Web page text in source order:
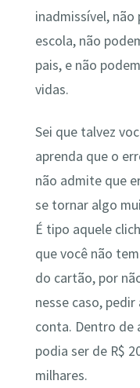
inadmissível,
escola, não
pais, e não
vidas.
Sei que talvez
aprenda que o
não admite que
se tornar algo
É tipo aquele
que você não
do cartão, por
nesse caso,
conta. Dentro de
podia ser de R$
milhares.